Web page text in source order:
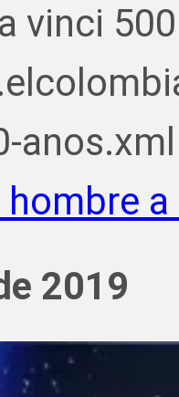
vinci
anos.xml
2019